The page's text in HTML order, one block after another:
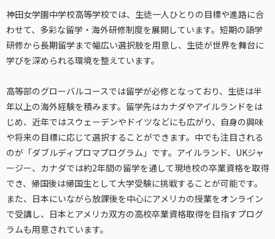
神田女学園中学校高等学校では、生徒一人ひとりの目標や進路に合
わせて、多彩な留学・海外研修制度を展開しています。短期の語学
研修から長期留学まで幅広い選択肢を用意し、生徒が世界を舞台に
学びを深められる環境を整えています。
高等部のグローバルコースでは留学が必修となっており、生徒は半
年以上の海外経験を積みます。留学先はカナダやアイルランドをは
じめ、近年ではスウェーデンやドイツなどにも広がり、自身の興味
や将来の目標に応じて選択することができます。中でも注目される
のが「ダブルディプロマプログラム」です。アイルランド、UKジャ
ージー、カナダでは約2年間の留学を通して現地校の卒業資格を取得
でき、帰国後は帰国生として大学受験に挑戦することが可能です。
また、日本にいながら放課後を中心にアメリカの授業をオンライン
で受講し、日本とアメリカ双方の高校卒業資格取得を目指すプログ
ラムも用意されています。